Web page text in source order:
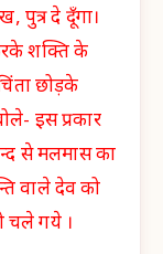
पुत्र दे दूँगा।
शक्ति के
छोड़के
इस प्रकार
से मलमास का
वाले देव को
चले गये ।